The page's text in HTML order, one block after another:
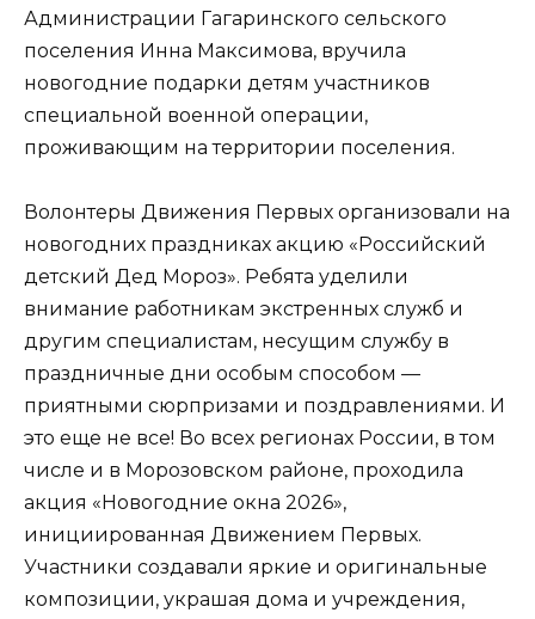
Администрации Гагаринского сельского
поселения Инна Максимова, вручила
новогодние подарки детям участников
специальной военной операции,
проживающим на территории поселения.
Волонтеры Движения Первых организовали на
новогодних праздниках акцию «Российский
детский Дед Мороз». Ребята уделили
внимание работникам экстренных служб и
другим специалистам, несущим службу в
праздничные дни особым способом —
приятными сюрпризами и поздравлениями. И
это еще не все! Во всех регионах России, в том
числе и в Морозовском районе, проходила
акция «Новогодние окна 2026»,
инициированная Движением Первых.
Участники создавали яркие и оригинальные
композиции, украшая дома и учреждения,